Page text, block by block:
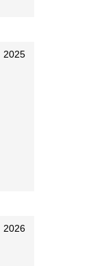
2025
2026